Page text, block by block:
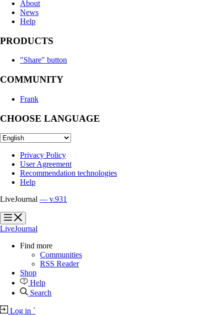
About
News
Help
PRODUCTS
"Share" button
COMMUNITY
Frank
CHOOSE LANGUAGE
Privacy Policy
User Agreement
Recommendation technologies
Help
LiveJournal — v.931
?
?
LiveJournal
Find more
Communities
RSS Reader
Shop
Help
Search
Log in `